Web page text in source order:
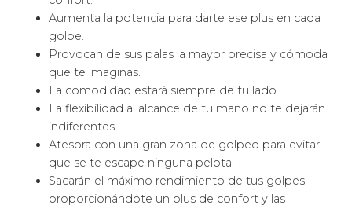
Aumenta la potencia para darte ese plus en cada
golpe.
Provocan de sus palas la mayor precisa y cómoda
que te imaginas.
La comodidad estará siempre de tu lado.
La flexibilidad al alcance de tu mano no te dejarán
indiferentes.
Atesora con una gran zona de golpeo para evitar
que se te escape ninguna pelota.
Sacarán el máximo rendimiento de tus golpes
proporcionándote un plus de confort y las